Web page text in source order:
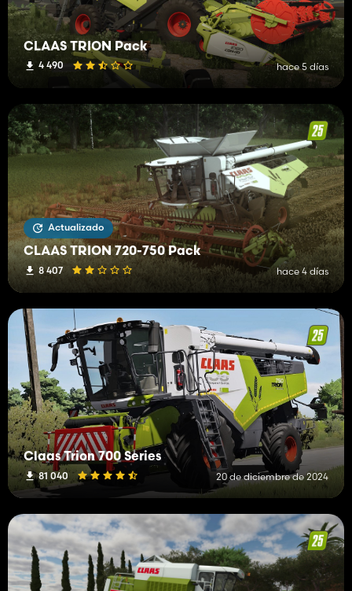
CLAAS TRION Pack
4 490 hace 5 días
Actualizado
CLAAS TRION 720-750 Pack
8 407 hace 4 días
Claas Trion 700 Series
81 040 20 de diciembre de 2024